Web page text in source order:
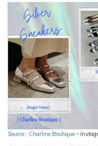
Source : Charline Boutique 、